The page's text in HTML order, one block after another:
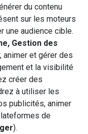
du contenu
sur les moteurs
une audience cible.
Gestion des
animer et gérer des
et la visibilité
créer des
à utiliser les
publicités, animer
de
).